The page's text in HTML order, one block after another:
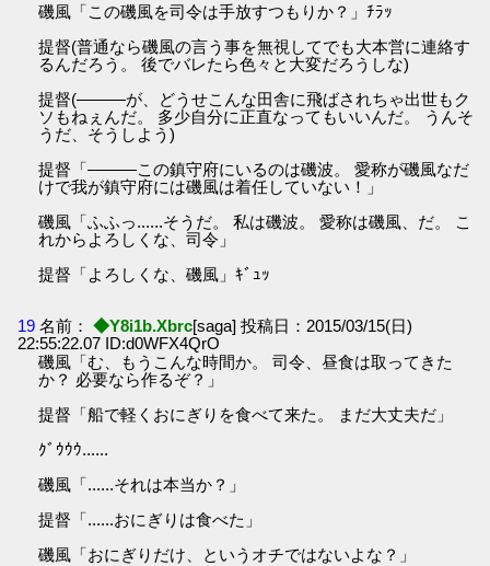
磯風「この磯風を司令は手放すつもりか？」ﾁﾗｯ
提督(普通なら磯風の言う事を無視してでも大本営に連絡す
るんだろう。 後でバレたら色々と大変だろうしな)
提督(———が、どうせこんな田舎に飛ばされちゃ出世もク
ソもねぇんだ。 多少自分に正直なってもいいんだ。 うんそ
うだ、そうしよう)
提督「———この鎮守府にいるのは磯波。 愛称が磯風なだ
けで我が鎮守府には磯風は着任していない！」
磯風「ふふっ......そうだ。 私は磯波。 愛称は磯風、だ。 こ
れからよろしくな、司令」
提督「よろしくな、磯風」ｷﾞｭｯ
19 名前： ◆Y8i1b.Xbrc[saga] 投稿日：2015/03/15(日)
22:55:22.07 ID:d0WFX4QrO
磯風「む、もうこんな時間か。 司令、昼食は取ってきた
か？ 必要なら作るぞ？」
提督「船で軽くおにぎりを食べて来た。 まだ大丈夫だ」
ｸﾞｳｳｳ......
磯風「......それは本当か？」
提督「......おにぎりは食べた」
磯風「おにぎりだけ、というオチではないよな？」